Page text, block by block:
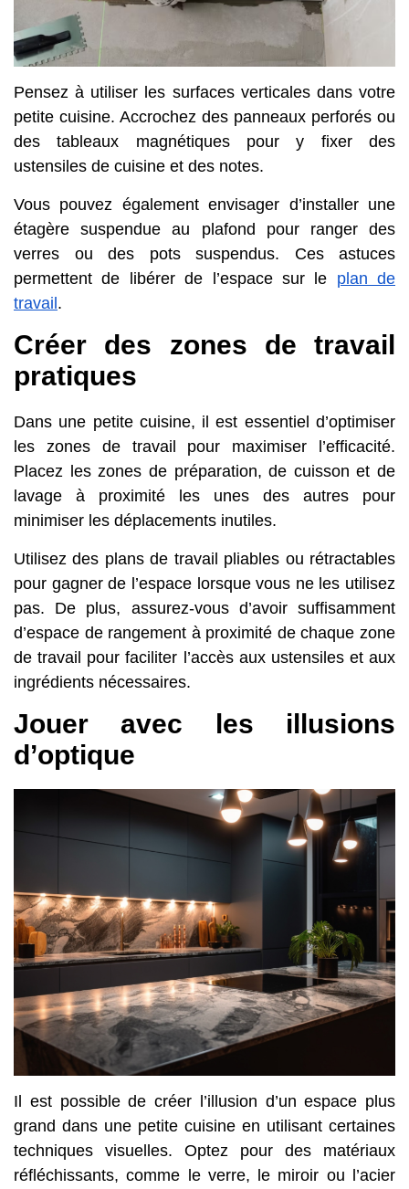
Pensez à utiliser les surfaces verticales dans votre
petite cuisine. Accrochez des panneaux perforés ou
des tableaux magnétiques pour y fixer des
ustensiles de cuisine et des notes.
Vous pouvez également envisager d’installer une
étagère suspendue au plafond pour ranger des
verres ou des pots suspendus. Ces astuces
permettent de libérer de l’espace sur le plan de
travail .
Créer des zones de travail
pratiques
Dans une petite cuisine, il est essentiel d’optimiser
les zones de travail pour maximiser l’efficacité.
Placez les zones de préparation, de cuisson et de
lavage à proximité les unes des autres pour
minimiser les déplacements inutiles.
Utilisez des plans de travail pliables ou rétractables
pour gagner de l’espace lorsque vous ne les utilisez
pas. De plus, assurez-vous d’avoir suffisamment
d’espace de rangement à proximité de chaque zone
de travail pour faciliter l’accès aux ustensiles et aux
ingrédients nécessaires.
Jouer avec les illusions
d’optique
Il est possible de créer l’illusion d’un espace plus
grand dans une petite cuisine en utilisant certaines
techniques visuelles. Optez pour des matériaux
réfléchissants, comme le verre, le miroir ou l’acier